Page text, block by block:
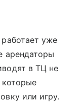
уже
арендаторы
в ТЦ не
которые
или игру.